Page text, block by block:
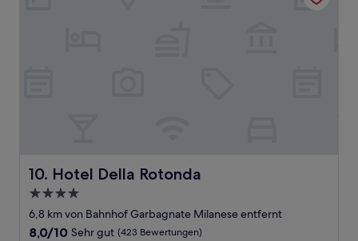
10. Hotel Della Rotonda
Hotel Della Rotonda
4.0-
Sterne-
Unterkunft
6,8 km von Bahnhof Garbagnate Milanese entfernt
8.0
8,0/10 Sehr gut (423 Bewertungen)